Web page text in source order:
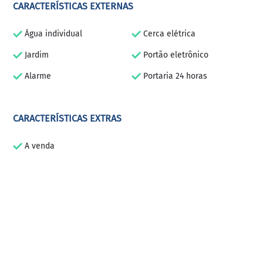
CARACTERÍSTICAS EXTERNAS
Água individual Cerca elétrica
Jardim Portão eletrônico
Alarme Portaria 24 horas
CARACTERÍSTICAS EXTRAS
A venda